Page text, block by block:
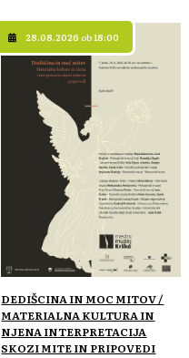
28.08.2026 ob18:00
DEDIŠCINA IN MOC MITOV /
MATERIALNA KULTURA IN
NJENA INTERPRETACIJA
SKOZI MITE IN PRIPOVEDI